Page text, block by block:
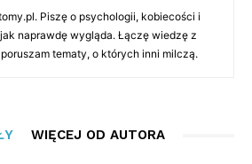
Piszę o psychologii, kobiecości i
naprawdę wygląda. Łączę wiedzę z
tematy, o których inni milczą.
WIĘCEJ OD AUTORA